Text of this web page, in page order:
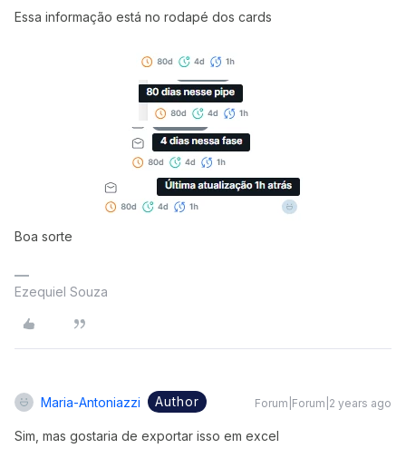
Essa informação está no rodapé dos cards
Boa sorte
Ezequiel Souza
Maria-Antoniazzi Author Forum|Forum|2 years ago
Sim, mas gostaria de exportar isso em excel